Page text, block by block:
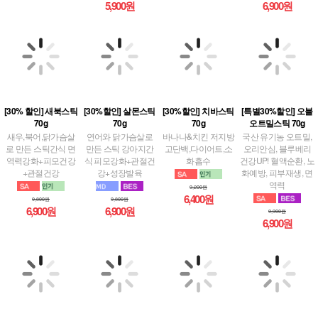
새우,북어,닭가슴살
로 만든 스틱간식 면
역력강화+피모건강
+관절건강
9,800원
6,900원
연어와 닭가슴살로
만든 스틱 강아지간
식 피모강화+관절건
강+성장발육
9,800원
6,900원
바나나&치킨 저지방
고단백,다이어트,소
화흡수
9,200원
6,400원
국산 유기농 오트밀,
오리안심, 블루베리
건강UP! 혈액순환, 노
화예방, 피부재생, 면
역력
9,900원
6,900원